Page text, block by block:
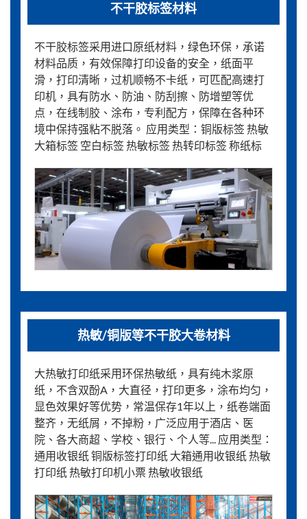
不干胶标签材料
不干胶标签采用进口原纸材料，绿色环保，承诺
材料品质，有效保障打印设备的安全，纸面平
滑，打印清晰，过机顺畅不卡纸，可匹配高速打
印机，具有防水、防油、防刮擦、防增塑等优
点，在线制胶、涂布，专利配方，保障在各种环
境中保持强粘不脱落。 应用类型：铜版标签 热敏
大箱标签 空白标签 热敏标签 热转印标签 称纸标
热敏/铜版等不干胶大卷材料
大热敏打印纸采用环保热敏纸，具有纯木浆原
纸，不含双酚A，大直径，打印更多，涂布均匀，
显色效果好等优势，常温保存1年以上，纸卷端面
整齐，无纸屑，不掉粉，广泛应用于酒店、医
院、各大商超、学校、银行、个人等... 应用类型：
通用收银纸 铜版标签打印纸 大箱通用收银纸 热敏
打印纸 热敏打印机小票 热敏收银纸